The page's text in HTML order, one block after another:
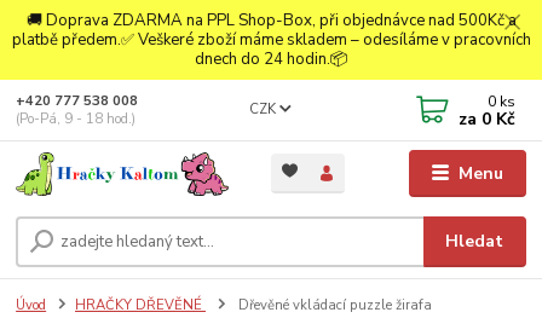
🚚 Doprava ZDARMA na PPL Shop-Box, při objednávce nad 500Kč a
platbě předem.✅ Veškeré zboží máme skladem – odesíláme v pracovních
dnech do 24 hodin.📦
Menu
CZK
Hledat
+420 777 538 008
(Po-Pá, 9 - 18 hod.)
0 ks
za 0 Kč
Úvod HRAČKY DŘEVĚNÉ Dřevěné vkládací puzzle žirafa